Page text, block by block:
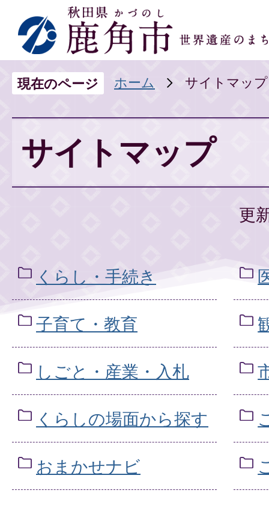
現在のページ ホーム サイトマップ
サイトマップ
更
くらし・手続き
子育て・教育
しごと・産業・入札
くらしの場面から探す
おまかせナビ